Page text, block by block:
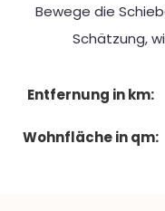
Bewege die
Schätzung,
Entfernung in km:
Wohnfläche in qm: